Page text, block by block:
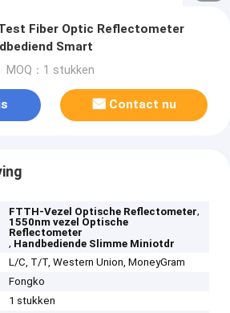
Fiber Optic Reflectometer
Smart
MOQ：1 stukken
Contact nu
FTTH-Vezel Optische Reflectometer,
1550nm vezel Optische
Reflectometer
, Handbediende Slimme Miniotdr
L/C, T/T, Western Union, MoneyGram
Fongko
1 stukken